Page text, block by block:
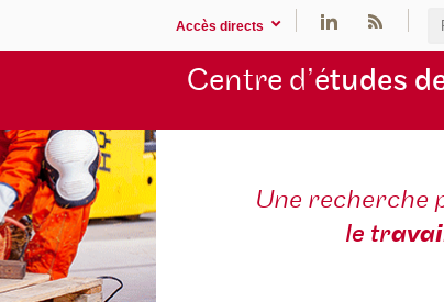
Accès directs
Centre d’études
Une recherche
le tr